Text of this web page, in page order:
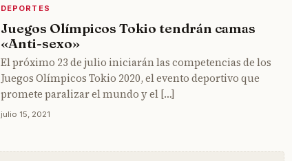
DEPORTES
Juegos Olímpicos Tokio tendrán camas
«Anti-sexo»
El próximo 23 de julio iniciarán las competencias de los
Juegos Olímpicos Tokio 2020, el evento deportivo que
promete paralizar el mundo y el […]
julio 15, 2021